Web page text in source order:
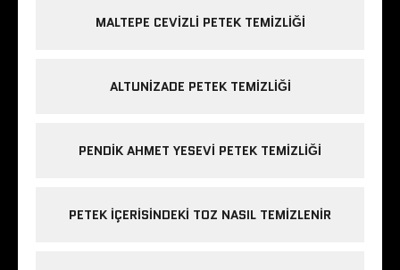
MALTEPE CEVIZLI PETEK TEMIZLIĞI
ALTUNIZADE PETEK TEMIZLIĞI
PENDIK AHMET YESEVI PETEK TEMIZLIĞI
PETEK IÇERISINDEKI TOZ NASIL TEMIZLENIR